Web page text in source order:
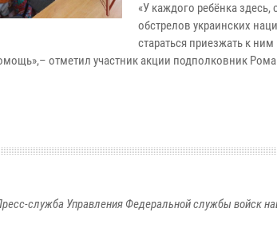
«У каждого ребёнка здесь,
обстрелов украинских
стараться приезжать к
отметил участник акции подполковник
служба Управления Федеральной службы войск